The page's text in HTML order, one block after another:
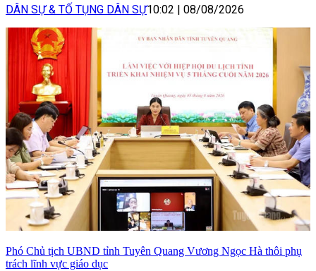
DÂN SỰ & TỐ TỤNG DÂN SỰ10:02 08/08/2026
Phó Chủ tịch UBND tỉnh Tuyên Quang Vương Ngọc Hà thôi phụ
trách lĩnh vực giáo dục